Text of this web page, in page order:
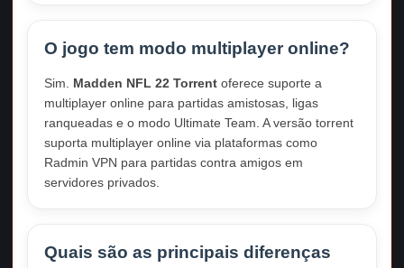
O jogo tem modo multiplayer online?
Sim. Madden NFL 22 Torrent oferece suporte a
multiplayer online para partidas amistosas, ligas
ranqueadas e o modo Ultimate Team. A versão torrent
suporta multiplayer online via plataformas como
Radmin VPN para partidas contra amigos em
servidores privados.
Quais são as principais diferenças